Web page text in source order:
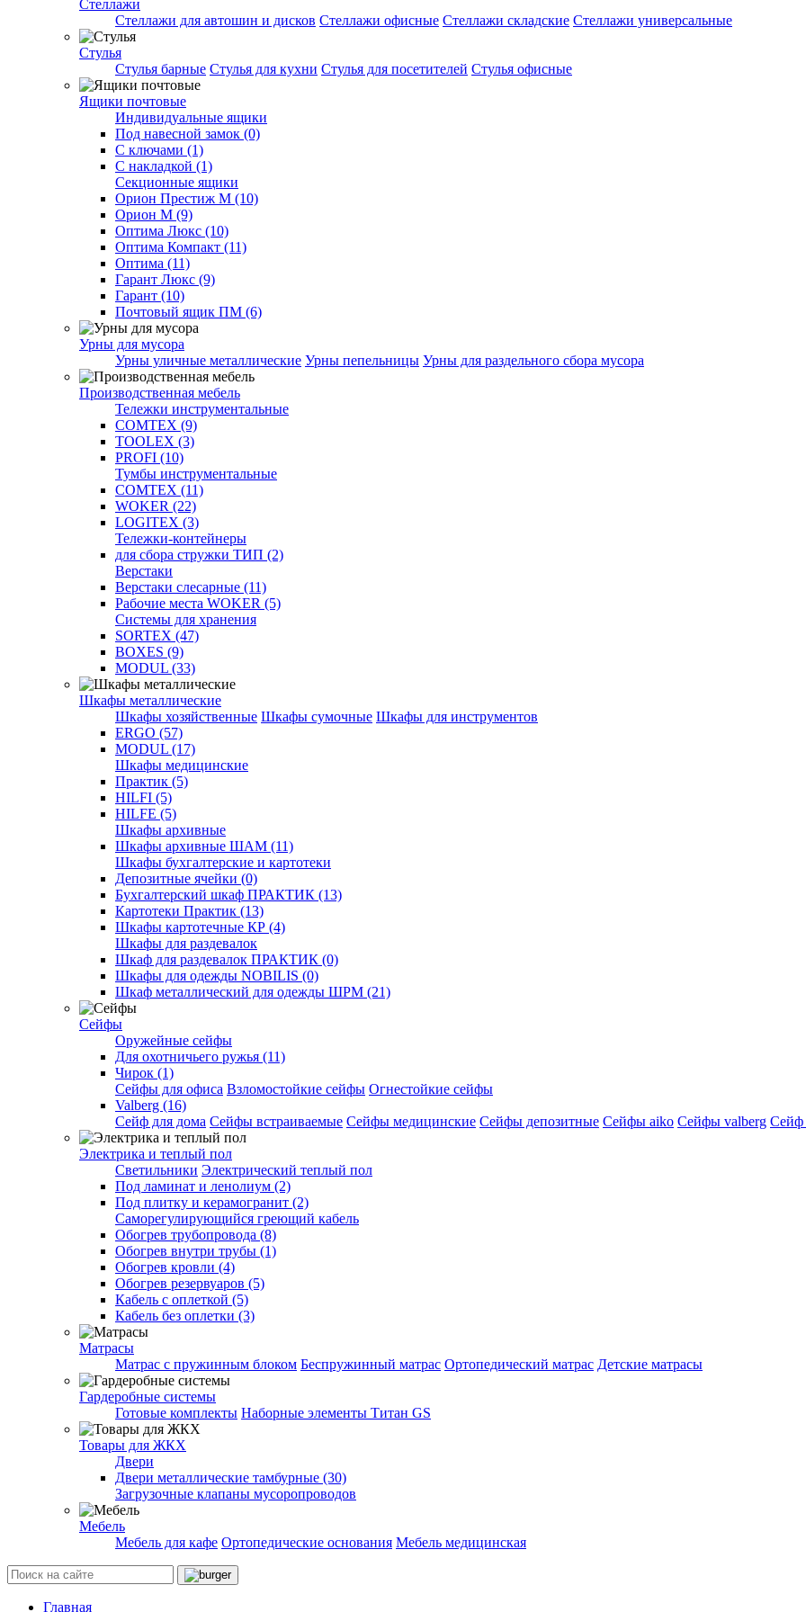
Стеллажи
Стеллажи для автошин и дисков Стеллажи офисные Стеллажи складские Стеллажи универсальные
Стулья
Стулья барные Стулья для кухни Стулья для посетителей Стулья офисные
Ящики почтовые
Индивидуальные ящики
Под навесной замок (0)
С ключами (1)
С накладкой (1)
Секционные ящики
Орион Престиж М (10)
Орион М (9)
Оптима Люкс (10)
Оптима Компакт (11)
Оптима (11)
Гарант Люкс (9)
Гарант (10)
Почтовый ящик ПМ (6)
Урны для мусора
Урны уличные металлические Урны пепельницы Урны для раздельного сбора мусора
Производственная мебель
Тележки инструментальные
COMTEX (9)
TOOLEX (3)
PROFI (10)
Тумбы инструментальные
COMTEX (11)
WOKER (22)
LOGITEX (3)
Тележки-контейнеры
для сбора стружки ТИП (2)
Верстаки
Верстаки слесарные (11)
Рабочие места WOKER (5)
Системы для хранения
SORTEX (47)
BOXES (9)
MODUL (33)
Шкафы металлические
Шкафы хозяйственные Шкафы сумочные Шкафы для инструментов
ERGO (57)
MODUL (17)
Шкафы медицинские
Практик (5)
HILFI (5)
HILFE (5)
Шкафы архивные
Шкафы архивные ШАМ (11)
Шкафы бухгалтерские и картотеки
Депозитные ячейки (0)
Бухгалтерский шкаф ПРАКТИК (13)
Картотеки Практик (13)
Шкафы картотечные КР (4)
Шкафы для раздевалок
Шкаф для раздевалок ПРАКТИК (0)
Шкафы для одежды NOBILIS (0)
Шкаф металлический для одежды ШРМ (21)
Сейфы
Оружейные сейфы
Для охотничьего ружья (11)
Чирок (1)
Сейфы для офиса Взломостойкие сейфы Огнестойкие сейфы
Valberg (16)
Cейф для дома Сейфы встраиваемые Сейфы медицинские Сейфы депозитные Сейфы aiko Сейфы valberg
Электрика и теплый пол
Светильники Электрический теплый пол
Под ламинат и ленолиум (2)
Под плитку и керамогранит (2)
Саморегулирующийся греющий кабель
Обогрев трубопровода (8)
Обогрев внутри трубы (1)
Обогрев кровли (4)
Обогрев резервуаров (5)
Кабель с оплеткой (5)
Кабель без оплетки (3)
Матрасы
Матрас с пружинным блоком Беспружинный матрас Ортопедический матрас Детские матрасы
Гардеробные системы
Готовые комплекты Наборные элементы Титан GS
Товары для ЖКХ
Двери
Двери металлические тамбурные (30)
Загрузочные клапаны мусоропроводов
Мебель
Мебель для кафе Ортопедические основания Мебель медицинская
Главная